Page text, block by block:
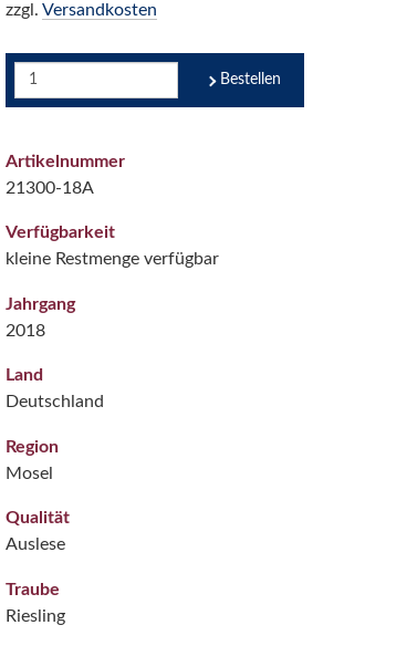
zzgl. Versandkosten
Bestellen
Artikelnummer
21300-18A
Verfügbarkeit
kleine Restmenge verfügbar
Jahrgang
2018
Land
Deutschland
Region
Mosel
Qualität
Auslese
Traube
Riesling